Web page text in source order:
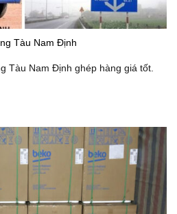
Tàu Nam Định
Tàu Nam Định ghép hàng giá tốt.